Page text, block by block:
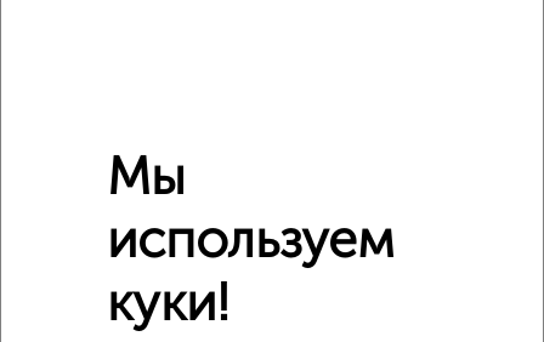
1‑комнатные квартиры с похожей площадью ±10%
Мы
используем
куки!